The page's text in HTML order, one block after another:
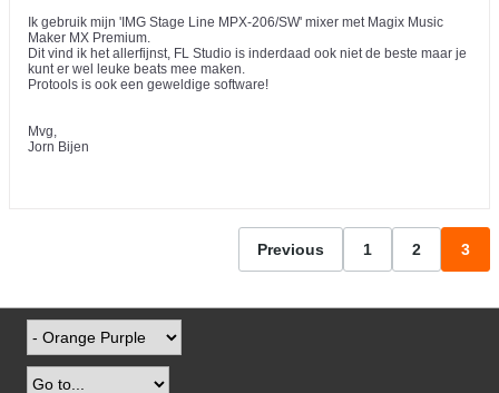
Ik gebruik mijn 'IMG Stage Line MPX-206/SW' mixer met Magix Music
Maker MX Premium.
Dit vind ik het allerfijnst, FL Studio is inderdaad ook niet de beste maar je
kunt er wel leuke beats mee maken.
Protools is ook een geweldige software!
Mvg,
Jorn Bijen
Previous 1 2 3